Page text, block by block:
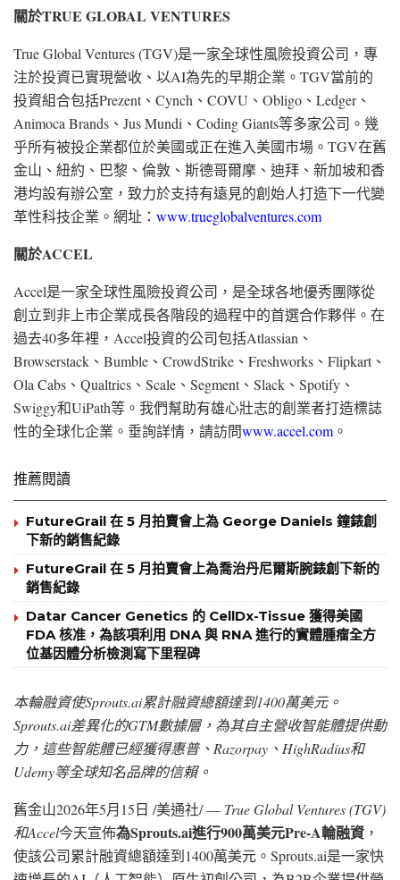
關於TRUE GLOBAL VENTURES
True Global Ventures (TGV)是一家全球性風險投資公司，專
注於投資已實現營收、以AI為先的早期企業。TGV當前的
投資組合包括Prezent、Cynch、COVU、Obligo、Ledger、
Animoca Brands、Jus Mundi、Coding Giants等多家公司。幾
乎所有被投企業都位於美國或正在進入美國市場。TGV在舊
金山、紐約、巴黎、倫敦、斯德哥爾摩、迪拜、新加坡和香
港均設有辦公室，致力於支持有遠見的創始人打造下一代變
革性科技企業。網址： www.trueglobalventures.com
關於ACCEL
Accel是一家全球性風險投資公司，是全球各地優秀團隊從
創立到非上市企業成長各階段的過程中的首選合作夥伴。在
過去40多年裡，Accel投資的公司包括Atlassian、
Browserstack、Bumble、CrowdStrike、Freshworks、Flipkart、
Ola Cabs、Qualtrics、Scale、Segment、Slack、Spotify、
Swiggy和UiPath等。我們幫助有雄心壯志的創業者打造標誌
性的全球化企業。垂詢詳情，請訪問www.accel.com 。
推薦閱讀
FutureGrail 在 5 月拍賣會上為 George Daniels 鐘錶創
下新的銷售紀錄
FutureGrail 在 5 月拍賣會上為喬治丹尼爾斯腕錶創下新的
銷售紀錄
Datar Cancer Genetics 的 CellDx-Tissue 獲得美國
FDA 核准，為該項利用 DNA 與 RNA 進行的實體腫瘤全方
位基因體分析檢測寫下里程碑
本輪融資使Sprouts.ai累計融資總額達到1400萬美元。
Sprouts.ai差異化的GTM數據層，為其自主營收智能體提供動
力，這些智能體已經獲得惠普、Razorpay、HighRadius和
Udemy等全球知名品牌的信賴。
舊金山2026年5月15日 /美通社/ — True Global Ventures (TGV)
和Accel今天宣佈為Sprouts.ai進行900萬美元Pre-A輪融資 ，
使該公司累計融資總額達到1400萬美元。Sprouts.ai是一家快